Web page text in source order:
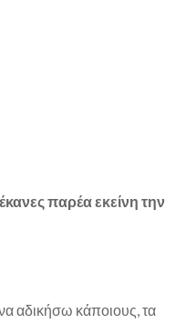
παρέα εκείνη την
αδικήσω κάποιους, τα